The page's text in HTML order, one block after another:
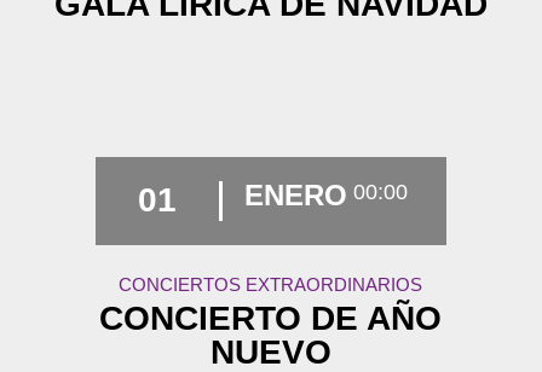
01 ENERO 00:00
CONCIERTOS EXTRAORDINARIOS
CONCIERTO DE AÑO
NUEVO